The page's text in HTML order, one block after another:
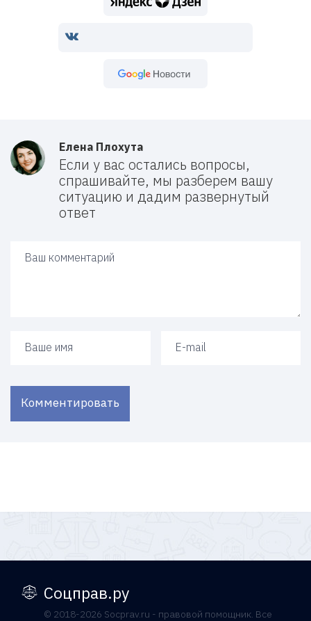
Елена Плохута
Если у вас остались вопросы,
спрашивайте, мы разберем вашу
ситуацию и дадим развернутый
ответ
Комментировать
Соцправ.ру
© 2018-2026 Socprav.ru - правовой помощник. Все